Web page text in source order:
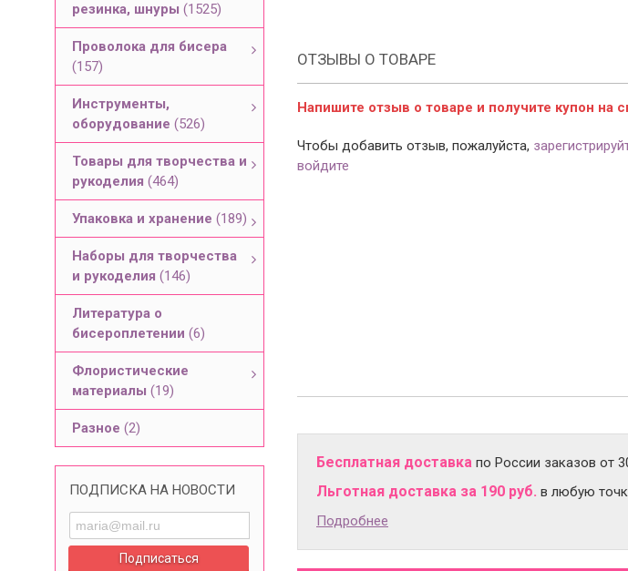
резинка, шнуры (1525)
Проволока для бисера
(157)
Инструменты,
оборудование (526)
Товары для творчества и
рукоделия (464)
Упаковка и хранение (189)
Наборы для творчества
и рукоделия (146)
Литература о
бисероплетении (6)
Флористические
материалы (19)
Разное (2)
ПОДПИСКА НА НОВОСТИ
ОТЗЫВЫ О ТОВАРЕ
Напишите отзыв о товаре и получите купон на
Чтобы добавить отзыв, пожалуйста,
войдите
Бесплатная доставка по России заказов от
Льготная доставка за 190 руб. в любую
Подробнее